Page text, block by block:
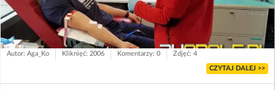
Autor: Aga_Ko Kliknięć: 2006 Komentarzy: 0 Zdjęć: 4
CZYTAJ DALEJ >>